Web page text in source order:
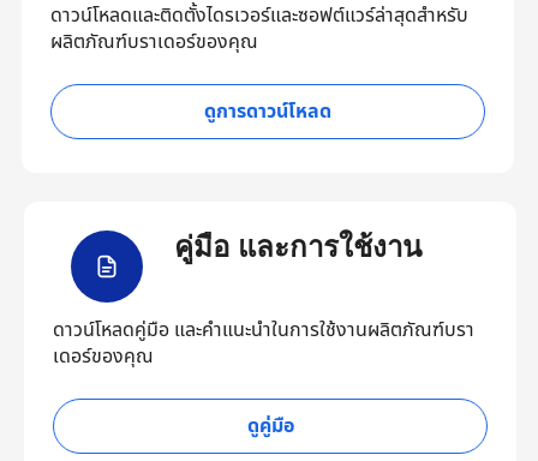
ดาวน์โหลดและติดตั้งไดรเวอร์และซอฟต์แวร์ล่าสุดสำหรับ
ผลิตภัณฑ์บราเดอร์ของคุณ
ดูการดาวน์โหลด
คู่มือ และการใช้งาน
ดาวน์โหลดคู่มือ และคำแนะนำในการใช้งานผลิตภัณฑ์บรา
เดอร์ของคุณ
ดูคู่มือ